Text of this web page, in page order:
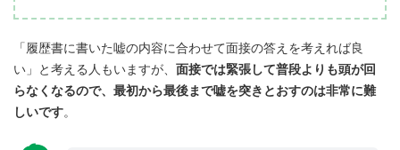
「履歴書に書いた嘘の内容に合わせて面接の答えを考えれば良
い」と考える人もいますが、 面接では緊張して普段よりも頭が回
らなくなるので、最初から最後まで嘘を突きとおすのは非常に難
しいです。